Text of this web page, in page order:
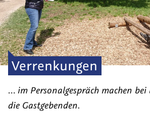
Verrenkungen
… im Personalgespräch machen
die Gastgebenden.